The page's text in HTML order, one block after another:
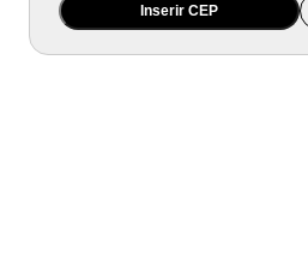
Inserir CEP